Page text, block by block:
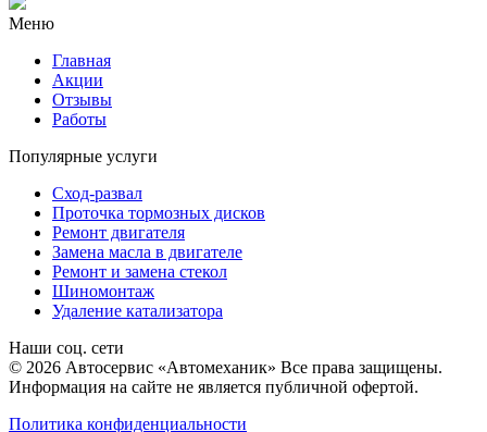
Меню
Главная
Акции
Отзывы
Работы
Популярные услуги
Сход-развал
Проточка тормозных дисков
Ремонт двигателя
Замена масла в двигателе
Ремонт и замена стекол
Шиномонтаж
Удаление катализатора
Наши соц. сети
© 2026 Автосервис «Автомеханик» Все права защищены.
Информация на сайте не является публичной офертой.
Политика конфиденциальности